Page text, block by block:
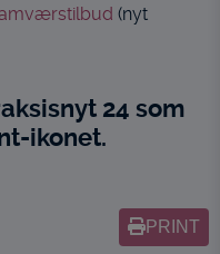
(nyt
24 som
ikonet.
PRINT